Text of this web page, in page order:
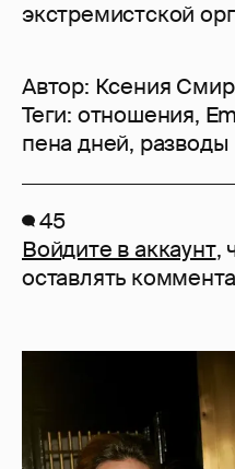
экстремистской
Автор: Ксения
Теги: отношения,
пена дней, разводы
45
Войдите в аккаунт,
оставлять